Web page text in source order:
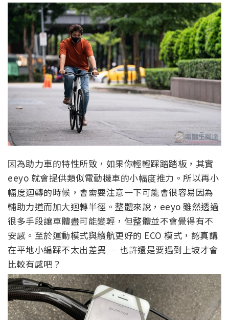
因為助力車的特性所致，如果你輕輕踩踏踏板，其實
eeyo 就會提供類似電動機車的小幅度推力。所以再小
幅度迴轉的時候，會需要注意一下可能會很容易因為
輔助力道而加大迴轉半徑。整體來說，eeyo 雖然透過
很多手段讓車體盡可能變輕，但整體並不會覺得有不
安感。至於運動模式與續航更好的 ECO 模式，認真講
在平地小編踩不太出差異 — 也許還是要遇到上坡才會
比較有感吧？